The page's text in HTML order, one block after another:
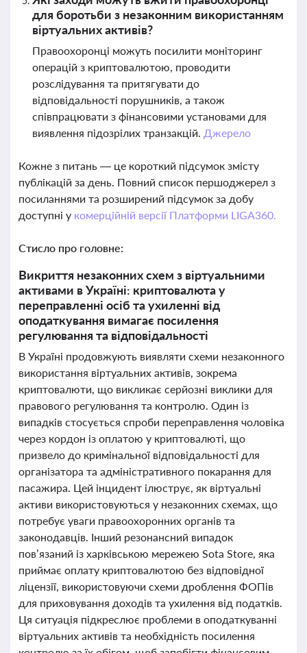
для боротьби з незаконним використанням
віртуальних активів?
Правоохоронці можуть посилити моніторинг
операцій з криптовалютою, проводити
розслідування та притягувати до
відповідальності порушників, а також
співпрацювати з фінансовими установами для
виявлення підозрілих транзакцій. Джерело
Кожне з питань — це короткий підсумок змісту
публікацій за день. Повний список першоджерел з
посиланнями та розширений підсумок за добу
доступні у комерційній версії Платформи LIGA360.
Стисло про головне:
Викриття незаконних схем з віртуальними
активами в Україні: криптовалюта у
переправленні осіб та ухиленні від
оподаткування вимагає посилення
регулювання та відповідальності
В Україні продовжують виявляти схеми незаконного
використання віртуальних активів, зокрема
криптовалюти, що викликає серйозні виклики для
правового регулювання та контролю. Один із
випадків стосується спроби переправлення чоловіка
через кордон із оплатою у криптовалюті, що
призвело до кримінальної відповідальності для
організатора та адміністративного покарання для
пасажира. Цей інцидент ілюструє, як віртуальні
активи використовуються у незаконних схемах, що
потребує уваги правоохоронних органів та
законодавців. Інший резонансний випадок
пов’язаний із харківською мережею Sota Store, яка
приймає оплату криптовалютою без відповідної
ліцензії, використовуючи схеми дроблення ФОПів
для приховування доходів та ухилення від податків.
Ця ситуація підкреслює проблеми в оподаткуванні
віртуальних активів та необхідність посилення